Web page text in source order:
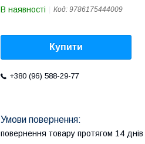
В наявності Код: 9786175444009
Купити
+380 (96) 588-29-77
повернення товару протягом 14 днів